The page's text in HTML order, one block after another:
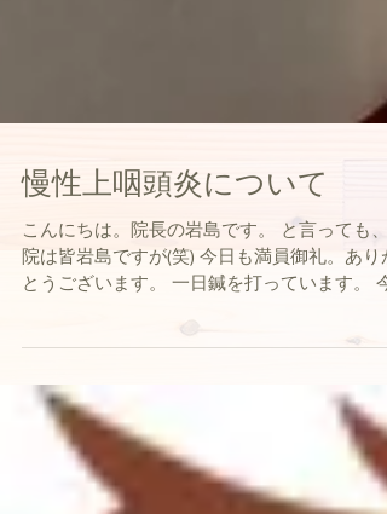
慢性上咽頭炎について
こんにちは。院長の岩島です。 と言っても、
院は皆岩島ですが(笑) 今日も満員御礼。あり
日の患者さんは 胃の消化力がまだいまいちで
が出てくるまで少し時間がかかりそうなので...